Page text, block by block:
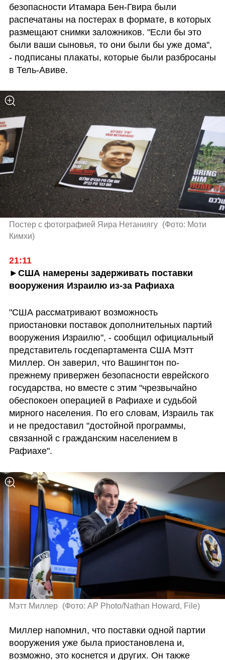
безопасности Итамара Бен-Гвира были
распечатаны на постерах в формате, в которых
размещают снимки заложников. "Если бы это
были ваши сыновья, то они были бы уже дома",
- подписаны плакаты, которые были разбросаны
в Тель-Авиве.
Постер с фотографией Яира Нетаниягу (Фото: Моти
Кимхи)
21:11
►США намерены задерживать поставки
вооружения Израилю из-за Рафиаха
"США рассматривают возможность
приостановки поставок дополнительных партий
вооружения Израилю", - сообщил официальный
представитель госдепартамента США Мэтт
Миллер. Он заверил, что Вашингтон по-
прежнему привержен безопасности еврейского
государства, но вместе с этим "чрезвычайно
обеспокоен операцией в Рафиахе и судьбой
мирного населения. По его словам, Израиль так
и не предоставил "достойной программы,
связанной с гражданским населением в
Рафиахе".
Мэтт Миллер (Фото: AP Photo/Nathan Howard, File)
Миллер напомнил, что поставки одной партии
вооружения уже была приостановлена и,
возможно, это коснется и других. Он также